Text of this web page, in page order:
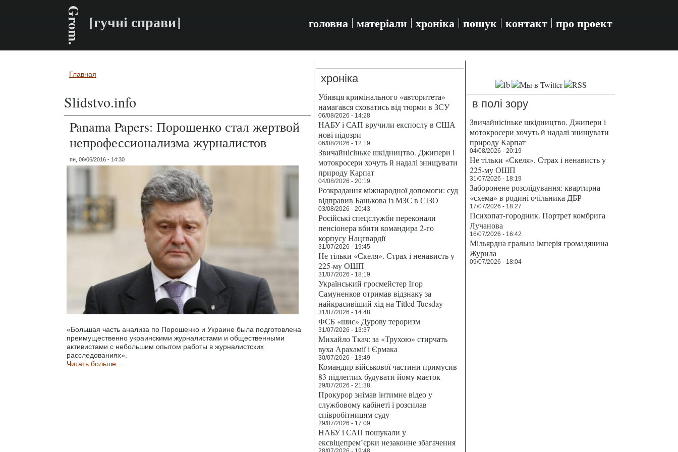
Grom. [гучні справи] головна матеріали хроніка пошук контакт про проект
Вы здесь
Главная
Slidstvo.info
Panama Papers: Порошенко стал жертвой
непрофессионализма журналистов
пн, 06/06/2016 - 14:30
«Большая часть анализа по Порошенко и Украине была подготовлена
преимущественно украинскими журналистами и общественными
активистами с небольшим опытом работы в журналистских
расследованиях».
Читать больше...
хроніка
Убивця кримінального «авторитета»
намагався сховатись від тюрми в ЗСУ
06/08/2026 - 14:28
НАБУ і САП вручили експослу в США
нові підозри
06/08/2026 - 12:19
Звичайнісіньке шкідництво. Джипери і
мотокросери хочуть й надалі знищувати
природу Карпат
04/08/2026 - 20:19
Розкрадання міжнародної допомоги: суд
відправив Банькова із МЗС в СІЗО
03/08/2026 - 20:43
Російські спецслужби переконали
пенсіонера вбити командира 2-го
корпусу Нацгвардії
31/07/2026 - 19:45
Не тільки «Скеля». Страх і ненависть у
225-му ОШП
31/07/2026 - 18:19
Український гросмейстер Ігор
Самуненков отримав відзнаку за
найкрасивіший хід на Titled Tuesday
31/07/2026 - 14:48
ФСБ «шиє» Дурову тероризм
31/07/2026 - 13:37
Михайло Ткач: за «Трухою» стирчать
вуха Арахамії і Єрмака
30/07/2026 - 13:49
Командир військової частини примусив
83 підлеглих будувати йому маєток
29/07/2026 - 21:38
Прокурор знімав інтимне відео у
службовому кабінеті і розсилав
співробітницям суду
29/07/2026 - 17:09
НАБУ і САП пошукали у
ексвіцепрем’єрки незаконне збагачення
в полі зору
Звичайнісіньке шкідництво. Джипери і
мотокросери хочуть й надалі знищувати
природу Карпат
04/08/2026 - 20:19
Не тільки «Скеля». Страх і ненависть у
225-му ОШП
31/07/2026 - 18:19
Заборонене розслідування: квартирна
«схема» в родині очільника ДБР
17/07/2026 - 18:27
Психопат-городник. Портрет комбрига
Лучанова
16/07/2026 - 16:42
Мільярдна гральна імперія громадянина
Журила
09/07/2026 - 18:04